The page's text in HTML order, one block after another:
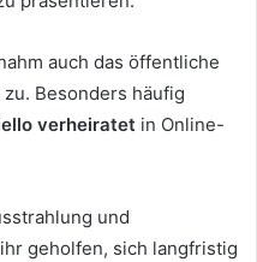
auch das öffentliche
Besonders häufig
verheiratet in Online-
und
geholfen, sich langfristig